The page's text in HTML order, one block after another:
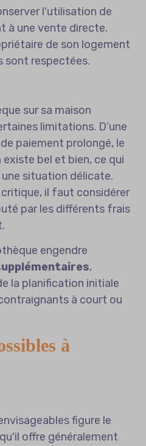
l'utilisation de
à une vente directe.
de son logement
sont respectées.
sur sa maison
limitations. D’une
paiement prolongé, le
bel et bien, ce qui
situation délicate.
il faut considérer
par les différents frais
engendre
,
la planification initiale
à court ou
à
figure le
offre généralement